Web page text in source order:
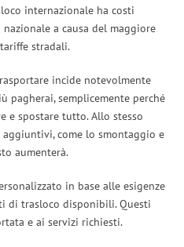
internazionale ha costi
a causa del maggiore
stradali.
incide notevolmente
pagherai, semplicemente perché
e spostare tutto. Allo stesso
come lo smontaggio e
aumenterà.
in base alle esigenze
di trasloco disponibili. Questi
e ai servizi richiesti.